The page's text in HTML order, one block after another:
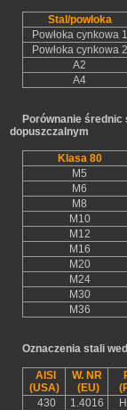
Stal/powłoka
Powłoka cynkowa 1
Powłoka cynkowa 2
A2
A4
Porównanie średnic
dopuszczalnym
Klasa 80
M5
M6
M8
M10
M12
M16
M20
M24
M30
M36
Oznaczenia stali
AISI
(USA)
W. NR
(EU)
430
1.4016